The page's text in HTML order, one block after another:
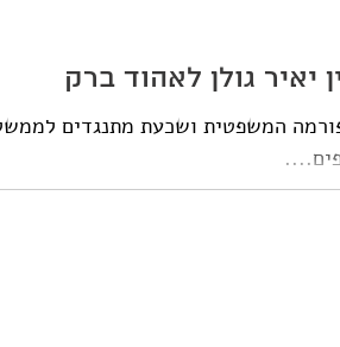
יאיר גולן לאהוד ברק
המשפטית ושכעת מתנגדים